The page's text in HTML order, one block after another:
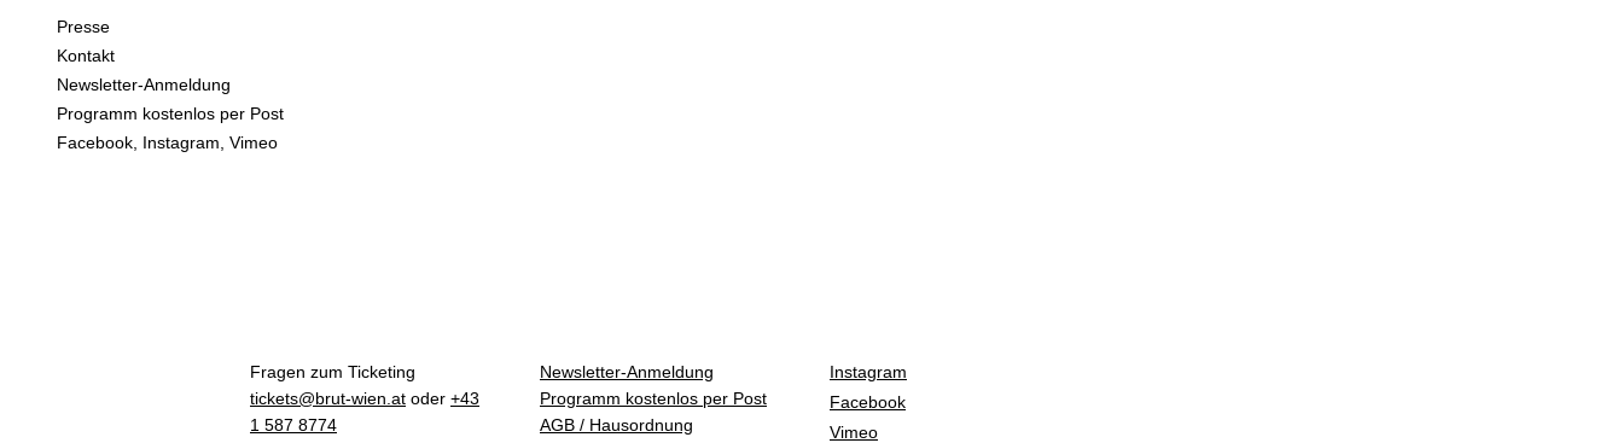
Partner & Förderer
brut all over Vienna
Presse
Kontakt
Newsletter-Anmeldung
Programm kostenlos per Post
Facebook Instagram Vimeo
Fragen zum Ticketing
tickets@brut-wien.at oder +43
1 587 8774
Newsletter-Anmeldung
Programm kostenlos per Post
AGB / Hausordnung
Instagram
Facebook
Vimeo